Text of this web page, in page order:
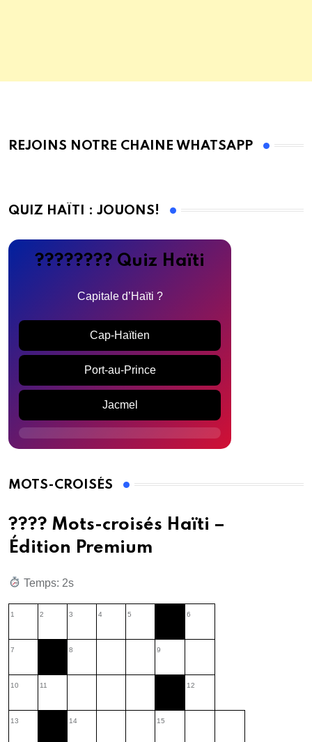
REJOINS NOTRE CHAINE WHATSAPP
QUIZ HAÏTI : JOUONS!
???????? Quiz Haïti
Capitale d’Haïti ?
Cap-Haïtien
Port-au-Prince
Jacmel
MOTS-CROISÉS
???? Mots-croisés Haïti –
Édition Premium
Temps: 3s
1 2 3 4 5 6
7 8 9
10 11 12
13 14 15